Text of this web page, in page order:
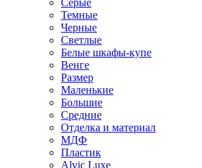
Серые
Темные
Черные
Светлые
Белые шкафы-купе
Венге
Размер
Маленькие
Большие
Средние
Отделка и материал
МДФ
Пластик
Alvic Luxe